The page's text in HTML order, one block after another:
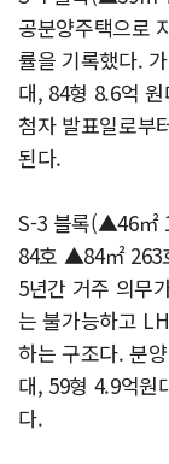
공분양주택으로
률을 기록했다.
대, 84형 8.6억
첨자 발표일로부
된다.
S-3 블록(▲46㎡
84호 ▲84㎡ 263
5년간 거주 의무
는 불가능하고
하는 구조다. 분
대, 59형 4.9억원
다.